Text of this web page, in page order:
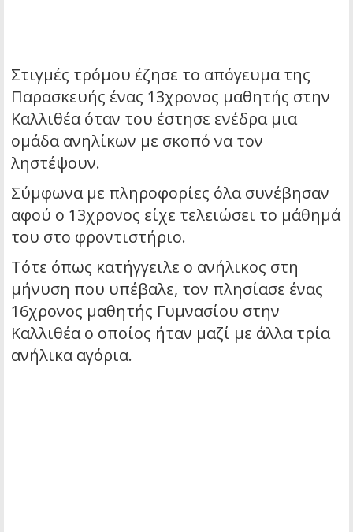
Στιγμές τρόμου έζησε το απόγευμα της
Παρασκευής ένας 13χρονος μαθητής στην
Καλλιθέα όταν του έστησε ενέδρα μια
ομάδα ανηλίκων με σκοπό να τον
ληστέψουν.
Σύμφωνα με πληροφορίες όλα συνέβησαν
αφού ο 13χρονος είχε τελειώσει το μάθημά
του στο φροντιστήριο.
Τότε όπως κατήγγειλε ο ανήλικος στη
μήνυση που υπέβαλε, τον πλησίασε ένας
16χρονος μαθητής Γυμνασίου στην
Καλλιθέα ο οποίος ήταν μαζί με άλλα τρία
ανήλικα αγόρια.